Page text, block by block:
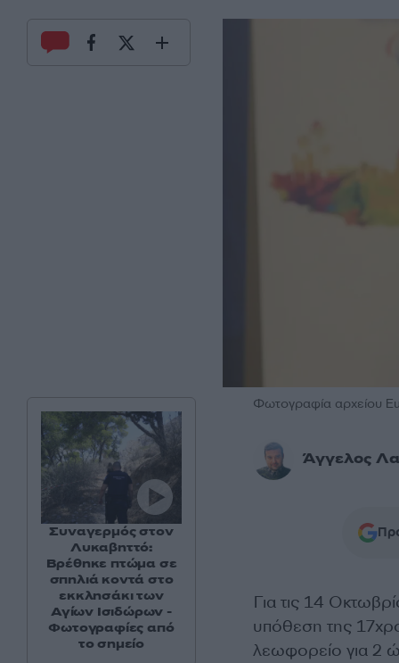
Φωτογραφία αρχείου
Άγγελος
Για τις 14
υπόθεση της
λεωφορείο για 2
Συναγερμός στον
Λυκαβηττό:
Βρέθηκε πτώμα σε
σπηλιά κοντά στο
εκκλησάκι των
Αγίων Ισιδώρων -
Φωτογραφίες από
το σημείο